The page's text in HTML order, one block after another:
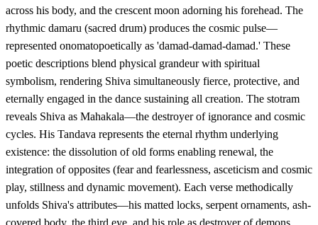
across his body, and the crescent moon adorning his forehead. The
rhythmic damaru (sacred drum) produces the cosmic pulse—
represented onomatopoetically as 'damad-damad-damad.' These
poetic descriptions blend physical grandeur with spiritual
symbolism, rendering Shiva simultaneously fierce, protective, and
eternally engaged in the dance sustaining all creation. The stotram
reveals Shiva as Mahakala—the destroyer of ignorance and cosmic
cycles. His Tandava represents the eternal rhythm underlying
existence: the dissolution of old forms enabling renewal, the
integration of opposites (fear and fearlessness, asceticism and cosmic
play, stillness and dynamic movement). Each verse methodically
unfolds Shiva's attributes—his matted locks, serpent ornaments, ash-